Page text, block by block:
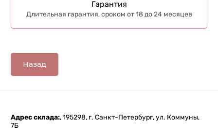
Гарантия
Длительная гарантия, сроком от 18 до 24 месяцев
Назад
Адрес склада:, 195298, г. Санкт-Петербург, ул. Коммуны,
7Б